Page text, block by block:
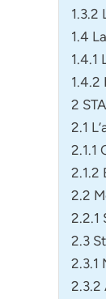
1.3.2
1.4
1.4.1
1.4.2
2
2.1
2.1.1
2.1.2
2.2
2.2.1
2.3
2.3.1
2.3.2